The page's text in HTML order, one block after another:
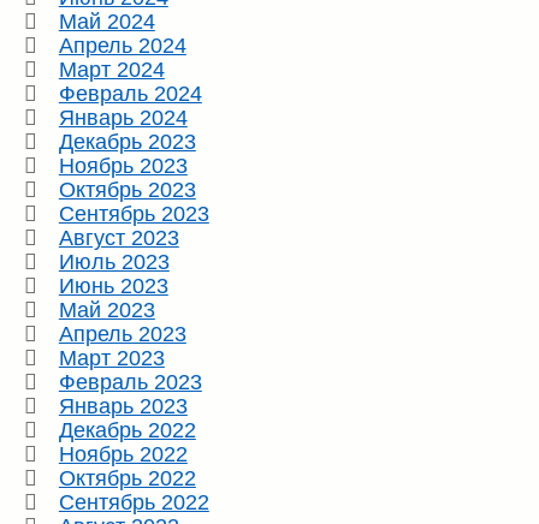
Май 2024
Апрель 2024
Март 2024
Февраль 2024
Январь 2024
Декабрь 2023
Ноябрь 2023
Октябрь 2023
Сентябрь 2023
Август 2023
Июль 2023
Июнь 2023
Май 2023
Апрель 2023
Март 2023
Февраль 2023
Январь 2023
Декабрь 2022
Ноябрь 2022
Октябрь 2022
Сентябрь 2022